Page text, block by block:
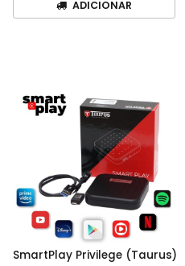
ADICIONAR
SmartPlay Privilege (Taurus)